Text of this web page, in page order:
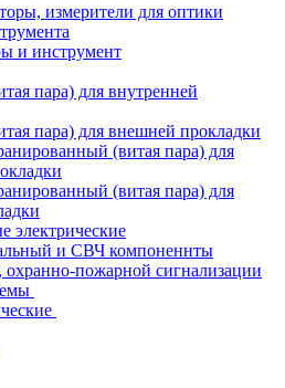
измерители для оптики
и инструмент
пара) для внутренней
пара) для внешней прокладки
(витая пара) для
(витая пара) для
электрические
и СВЧ компоненнты
охранно-пожарной сигнализации